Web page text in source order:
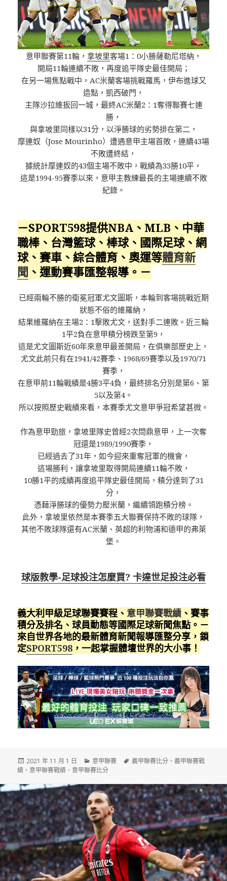
意甲聯賽第11輪， 拿坡里客場1：0小勝薩勒尼塔納，
開局11輪連續不敗，再度追平隊史最佳開局；
在另一場焦點戰中，AC米蘭客場挑戰羅馬，伊布進球又
造點，凱西破門，
主隊沙拉維扳回一城，最終AC米蘭2：1奪得聯賽七連
勝，
與拿坡里同樣以31分，以淨勝球的劣勢排在第二，
摩連奴（Jose Mourinho）遭遇意甲主場首敗，連續43場
不敗遭終結，
據統計摩連奴的43個主場不敗中，戰績為33勝10平，
這是1994-95賽季以來，意甲主教練最長的主場連續不敗
紀錄。
－SPORT598提供NBA、MLB、中華
職棒、台灣籃球、棒球、國際足球、網
球、賽車、綜合體育、奧運等體育新
聞 、運動賽事匯整報導。－
已經兩輪不勝的衛冕冠軍尤文圖斯，本輪到客場挑戰近期
狀態不俗的維羅納，
結果維羅納在主場2：1擊敗尤文，送對手二連敗。近三輪
1平2負在意甲積分榜跌至第9，
這是尤文圖斯近60年來意甲最差開局，在俱樂部歷史上，
尤文此前只有在1941/42賽季、1968/69賽季以及1970/71
賽季，
在意甲前11輪戰績是4勝3平4負，最終排名分別是第6、第
5以及第4。
所以按照歷史戰績來看，本賽季尤文意甲爭冠希望甚微。
作為意甲勁旅，拿坡里隊史曾經2次問鼎意甲，上一次奪
冠還是1989/1990賽季，
已經過去了31年，如今迎來重奪冠軍的機會，
這場勝利，讓拿坡里取得開局連續11輪不敗，
10勝1平的成績再度追平隊史最佳開局，積分達到了31
分，
憑藉淨勝球的優勢力壓米蘭，繼續領跑積分榜。
此外，拿坡里依然是本賽季五大聯賽保持不敗的球隊，
其他不敗球隊還有AC米蘭、英超的利物浦和德甲的弗萊
堡。
球版教學-足球投注怎麼買? 卡達世足投注必看
義大利甲級足球聯賽賽程、 意甲聯賽戰績 、賽事
積分及排名、球員動態等國際足球新聞焦點。－
來自世界各地的最新體育新聞報導匯整分享，鎖
定SPORT598 ，一起掌握體壇世界的大小事！
發
佈
期:
2021 年 11 月 1 日
分
類
意甲聯賽
標
義甲聯賽比分 、義甲聯賽戰
績 、 意甲聯賽戰績 、 意甲聯賽比分